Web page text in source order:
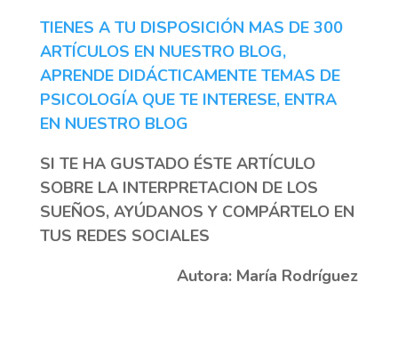
TIENES A TU DISPOSICIÓN MAS DE 300
ARTÍCULOS EN NUESTRO BLOG,
APRENDE DIDÁCTICAMENTE TEMAS DE
PSICOLOGÍA QUE TE INTERESE, ENTRA
EN NUESTRO BLOG
SI TE HA GUSTADO ÉSTE ARTÍCULO
SOBRE LA INTERPRETACION DE LOS
SUEÑOS, AYÚDANOS Y COMPÁRTELO EN
TUS REDES SOCIALES
Autora: María Rodríguez